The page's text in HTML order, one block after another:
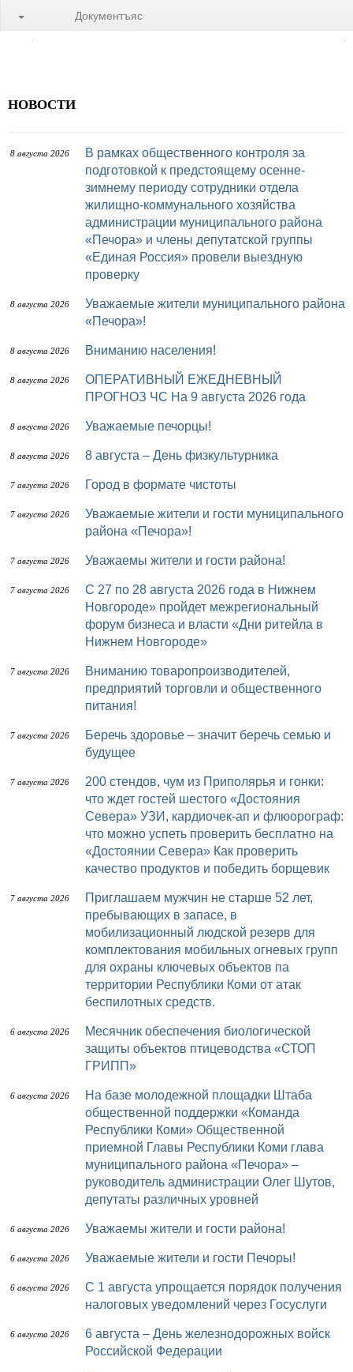
Документъяс
НОВОСТИ
8 августа 2026
В рамках общественного контроля за
подготовкой к предстоящему осенне-
зимнему периоду сотрудники отдела
жилищно-коммунального хозяйства
администрации муниципального района
«Печора» и члены депутатской группы
«Единая Россия» провели выездную
проверку
8 августа 2026
Уважаемые жители муниципального района
«Печора»!
8 августа 2026 Вниманию населения!
8 августа 2026
ОПЕРАТИВНЫЙ ЕЖЕДНЕВНЫЙ
ПРОГНОЗ ЧС На 9 августа 2026 года
8 августа 2026 Уважаемые печорцы!
8 августа 2026 8 августа – День физкультурника
7 августа 2026 Город в формате чистоты
7 августа 2026
Уважаемые жители и гости муниципального
района «Печора»!
7 августа 2026 Уважаемы жители и гости района!
7 августа 2026
с 27 по 28 августа 2026 года в Нижнем
Новгороде» пройдет межрегиональный
форум бизнеса и власти «Дни ритейла в
Нижнем Новгороде»
7 августа 2026
Вниманию товаропроизводителей,
предприятий торговли и общественного
питания!
7 августа 2026
Беречь здоровье – значит беречь семью и
будущее
7 августа 2026
200 стендов, чум из Приполярья и гонки:
что ждет гостей шестого «Достояния
Севера» УЗИ, кардиочек-ап и флюорограф:
что можно успеть проверить бесплатно на
«Достоянии Севера» Как проверить
качество продуктов и победить борщевик
7 августа 2026
Приглашаем мужчин не старше 52 лет,
пребывающих в запасе, в
мобилизационный людской резерв для
комплектования мобильных огневых групп
для охраны ключевых объектов па
территории Республики Коми от атак
беспилотных средств.
6 августа 2026
Месячник обеспечения биологической
защиты объектов птицеводства «СТОП
ГРИПП»
6 августа 2026
На базе молодежной площадки Штаба
общественной поддержки «Команда
Республики Коми» Общественной
приемной Главы Республики Коми глава
муниципального района «Печора» –
руководитель администрации Олег Шутов,
депутаты различных уровней
6 августа 2026 Уважаемы жители и гости района!
6 августа 2026 Уважаемые жители и гости Печоры!
6 августа 2026
С 1 августа упрощается порядок получения
налоговых уведомлений через Госуслуги
6 августа 2026
6 августа – День железнодорожных войск
Российской Федерации